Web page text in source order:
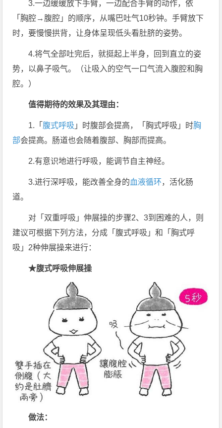
3.一边缓缓放下手臂，一边配合手臂的动作，依
「胸腔→腹腔」的顺序，从嘴巴吐气10秒钟。手臂放下
时，要慢慢拱背，让身体呈现低头看肚脐的姿势。
4.将气全部吐完后，就挺起上半身，回到直立的姿
势，以鼻子吸气。（让吸入的空气一口气流入腹腔和胸
腔。）
值得期待的效果及其理由：
1.「 腹式呼吸 」时腹部会提高，「胸式呼吸」时胸
部会提高。肠道也会随着腹部、胸部而提高。
2.有意识地进行呼吸，能调节自主神经。
3.进行深呼吸，能改善全身的血液循环，活化肠
道。
对「双重呼吸」伸展操的步骤2、3到困难的人，则
建议可根据下列方法，分成「腹式呼吸」和「胸式呼
吸」2种伸展操来进行：
★腹式呼吸伸展操
做法：